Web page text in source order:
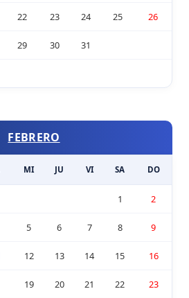
22 23 24 25 26
29 30 31
FEBRERO
MI JU VI SA DO
1 2
5 6 7 8 9
12 13 14 15 16
19 20 21 22 23